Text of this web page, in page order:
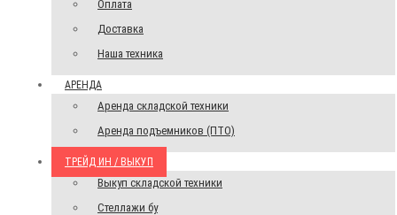
Оплата
Доставка
Наша техника
АРЕНДА
Аренда складской техники
Аренда подъемников (ПТО)
ТРЕЙД ИН / ВЫКУП
Выкуп складской техники
Стеллажи бу